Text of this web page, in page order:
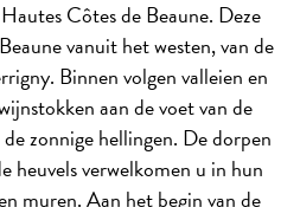
Côtes de Beaune. Deze
vanuit het westen, van de
Binnen volgen valleien en
aan de voet van de
zonnige hellingen. De dorpen
heuvels verwelkomen u in hun
muren. Aan het begin van de